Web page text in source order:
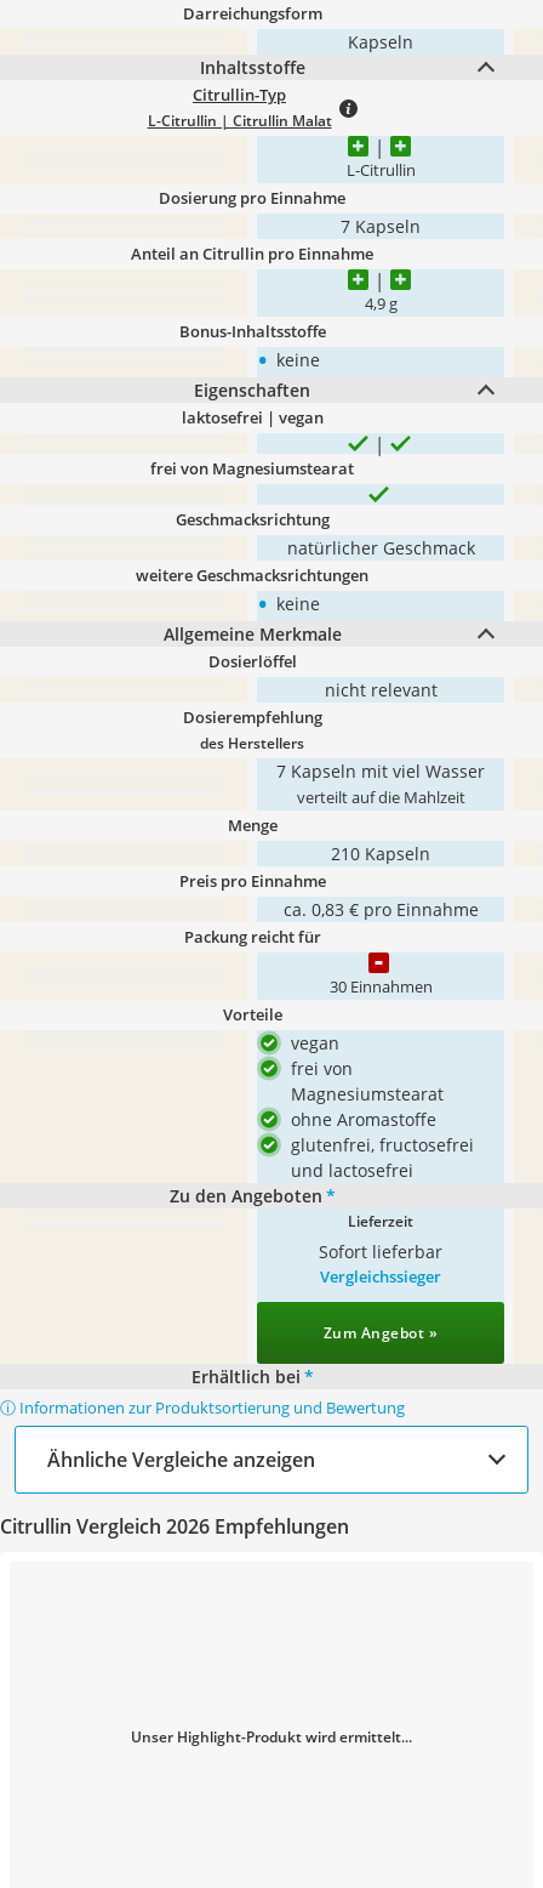
Darreichungsform
Kapseln
Inhaltsstoffe
Citrullin-Typ
L-Citrullin | Citrullin Malat
L-Citrullin
Dosierung pro Einnahme
7 Kapseln
Anteil an Citrullin pro Einnahme
4,9 g
Bonus-Inhaltsstoffe
• keine
Eigenschaften
laktosefrei | vegan
frei von Magnesiumstearat
Geschmacksrichtung
natürlicher Geschmack
weitere Geschmacksrichtungen
• keine
Allgemeine Merkmale
Dosierlöffel
nicht relevant
Dosierempfehlung
des Herstellers
7 Kapseln mit viel Wasser
verteilt auf die Mahlzeit
Menge
210 Kapseln
Preis pro Einnahme
ca. 0,83 € pro Einnahme
Packung reicht für
30 Einnahmen
Vorteile
vegan
frei von
Magnesiumstearat
ohne Aromastoffe
glutenfrei, fructosefrei
und lactosefrei
Zu den Angeboten *
Lieferzeit
Sofort lieferbar
Vergleichssieger
Zum Angebot »
Erhältlich bei *
ⓘ Informationen zur Produktsortierung und Bewertung
Ähnliche Vergleiche anzeigen
Citrullin Vergleich 2026 Empfehlungen
Unser Highlight-Produkt wird ermittelt...